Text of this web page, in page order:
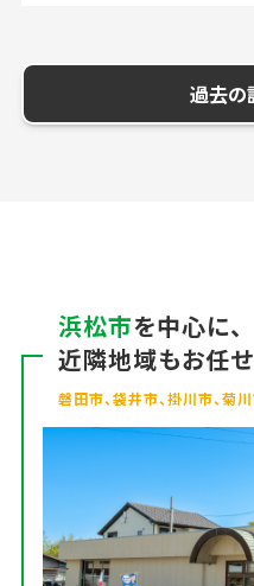
過去の
浜松市を中心に、
近隣地域もお任せ
磐田市、袋井市、掛川市、菊